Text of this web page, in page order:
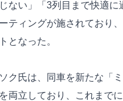
ない」「3列目まで快適
ティングが施されており
となった。
ク氏は、同車を新たな「
両立しており、これまで